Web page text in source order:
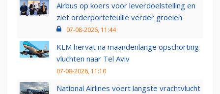
Airbus op koers voor leverdoelstelling en
ziet orderportefeuille verder groeien
07-08-2026, 11:44
KLM hervat na maandenlange opschorting
vluchten naar Tel Aviv
07-08-2026, 11:10
National Airlines voert langste vrachtvlucht